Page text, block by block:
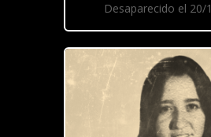
Desaparecido el 20/